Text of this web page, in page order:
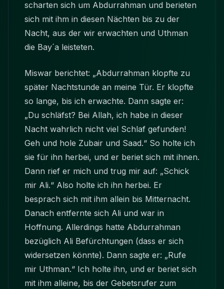
scharten sich um Abdurrahman und berieten
sich mit ihm in diesen Nächten bis zu der
Nacht, aus der wir erwachten und Uthman
die Bay´a leisteten.
Miswar berichtet: „Abdurrahman klopfte zu
später Nachtstunde an meine Tür. Er klopfte
so lange, bis ich erwachte. Dann sagte er:
„Du schläfst? Bei Allah, ich habe in dieser
Nacht wahrlich nicht viel Schlaf gefunden!
Geh und hole Zubair und Saad.“ So holte ich
sie für ihn herbei, und er beriet sich mit ihnen.
Dann rief er mich und trug mir auf: „Schick
mir Ali.“ Also holte ich ihn herbei. Er
besprach sich mit ihm allein bis Mitternacht.
Danach entfernte sich Ali und war in
Hoffnung. Allerdings hatte Abdurrahman
bezüglich Ali Befürchtungen (dass er sich
widersetzen könnte). Dann sagte er: „Rufe
mir Uthman.“ Ich holte ihn, und er beriet sich
mit ihm alleine, bis der Gebetsrufer zum